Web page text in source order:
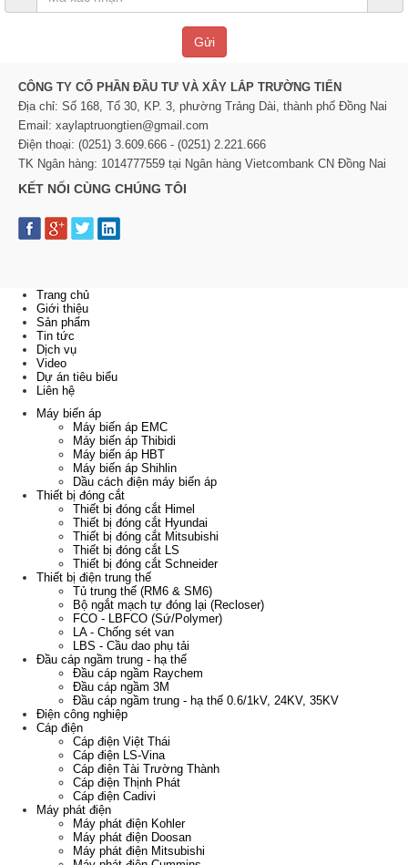
CÔNG TY CỔ PHẦN ĐẦU TƯ VÀ XÂY LẮP TRƯỜNG TIẾN
Địa chỉ: Số 168, Tổ 30, KP. 3, phường Trảng Dài, thành phố Đồng Nai
Email: xaylaptruongtien@gmail.com
Điện thoại: (0251) 3.609.666 - (0251) 2.221.666
TK Ngân hàng: 1014777559 tại Ngân hàng Vietcombank CN Đồng Nai
KẾT NỐI CÙNG CHÚNG TÔI
Trang chủ
Giới thiệu
Sản phẩm
Tin tức
Dịch vụ
Video
Dự án tiêu biểu
Liên hệ
Máy biến áp
Máy biến áp EMC
Máy biến áp Thibidi
Máy biến áp HBT
Máy biến áp Shihlin
Dầu cách điện máy biến áp
Thiết bị đóng cắt
Thiết bị đóng cắt Himel
Thiết bị đóng cắt Hyundai
Thiết bị đóng cắt Mitsubishi
Thiết bị đóng cắt LS
Thiết bị đóng cắt Schneider
Thiết bị điện trung thế
Tủ trung thế (RM6 & SM6)
Bộ ngắt mạch tự đóng lại (Recloser)
FCO - LBFCO (Sứ/Polymer)
LA - Chống sét van
LBS - Cầu dao phụ tải
Đầu cáp ngầm trung - hạ thế
Đầu cáp ngầm Raychem
Đầu cáp ngầm 3M
Đầu cáp ngầm trung - hạ thế 0.6/1kV, 24KV, 35KV
Điện công nghiệp
Cáp điện
Cáp điện Việt Thái
Cáp điện LS-Vina
Cáp điện Tài Trường Thành
Cáp điện Thịnh Phát
Cáp điện Cadivi
Máy phát điện
Máy phát điện Kohler
Máy phát điện Doosan
Máy phát điện Mitsubishi